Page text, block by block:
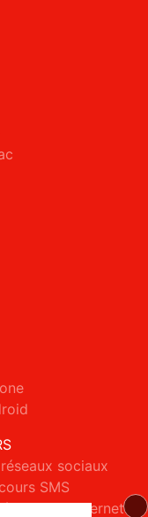
sociaux
SMS
et internet